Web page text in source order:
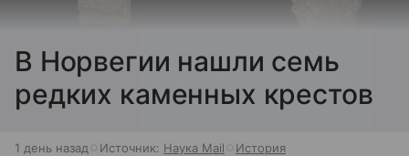
В Норвегии нашли семь
редких каменных крестов
1 день назад Источник: Наука Mail История